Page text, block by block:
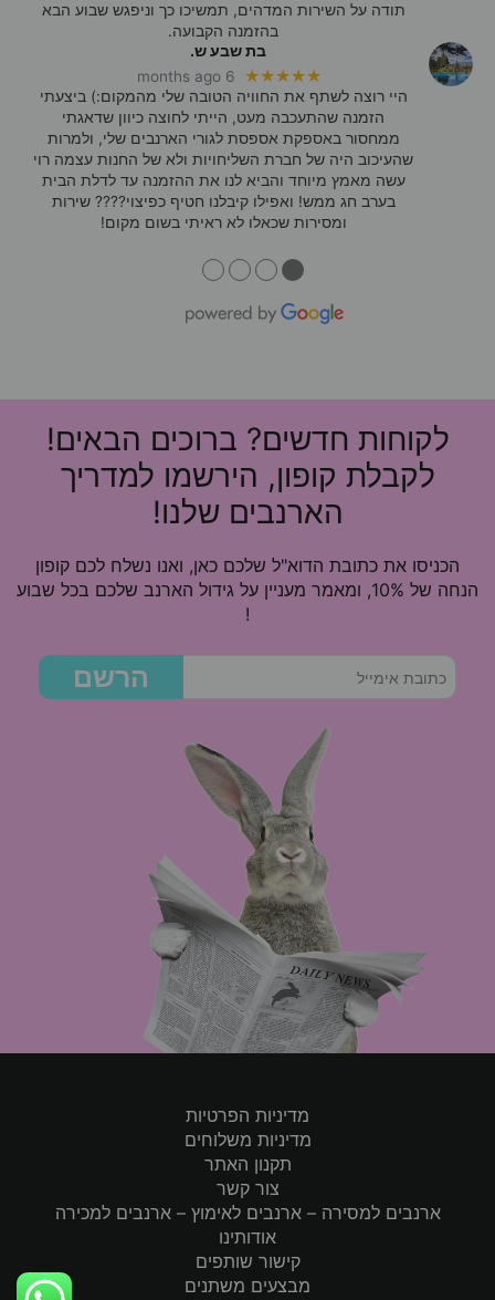
תודה על השירות המדהים, תמשיכו כך וניפגש שבוע הבא
בהזמנה הקבועה.
בת שבע ש.
★★★★★
6 months ago
היי רוצה לשתף את החוויה הטובה שלי מהמקום:) ביצעתי
הזמנה שהתעכבה מעט, הייתי לחוצה כיוון שדאגתי
ממחסור באספקת אספסת לגורי הארנבים שלי, ולמרות
שהעיכוב היה של חברת השליחויות ולא של החנות עצמה רוי
עשה מאמץ מיוחד והביא לנו את ההזמנה עד לדלת הבית
בערב חג ממש! ואפילו קיבלנו חטיף כפיצוי???? שירות
ומסירות שכאלו לא ראיתי בשום מקום!
●
●
●
●
לקוחות חדשים? ברוכים הבאים!
לקבלת קופון, הירשמו למדריך
הארנבים שלנו!
הכניסו את כתובת הדוא"ל שלכם כאן, ואנו נשלח לכם קופון
הנחה של 10%, ומאמר מעניין על גידול הארנב שלכם בכל שבוע
!
הרשם
מדיניות הפרטיות
מדיניות משלוחים
תקנון האתר
צור קשר
ארנבים למסירה – ארנבים לאימוץ – ארנבים למכירה
אודותינו
קישור שותפים
מבצעים משתנים